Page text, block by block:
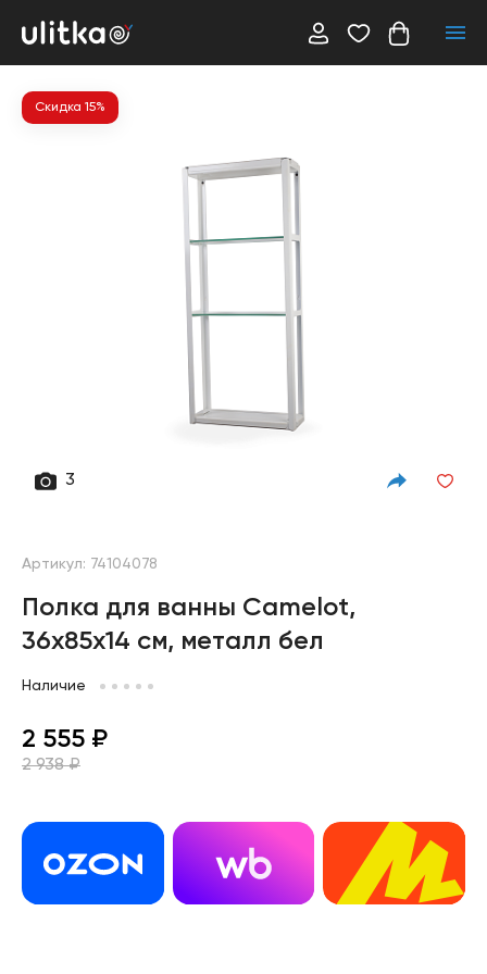
Скидка 15%
3
Артикул: 74104078
Полка для ванны Camelot,
36х85х14 см, металл бел
Наличие
2 555 ₽
2 938 ₽